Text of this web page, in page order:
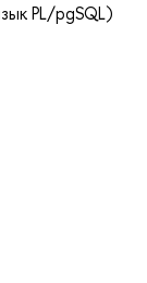
PL/pgSQL)